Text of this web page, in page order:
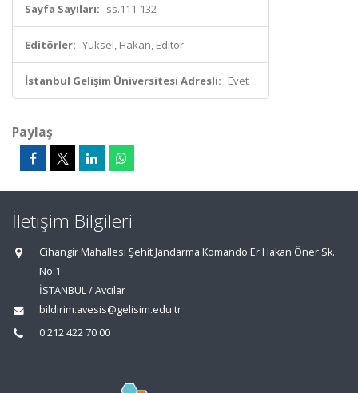
Sayfa Sayıları: ss.111-132
Editörler: Yüksel, Hakan, Editör
İstanbul Gelişim Üniversitesi Adresli: Evet
Paylaş
İletişim Bilgileri
Cihangir Mahallesi Şehit Jandarma Komando Er Hakan Öner Sk.
No:1
İSTANBUL / Avcılar
bildirim.avesis@gelisim.edu.tr
0 212 422 70 00